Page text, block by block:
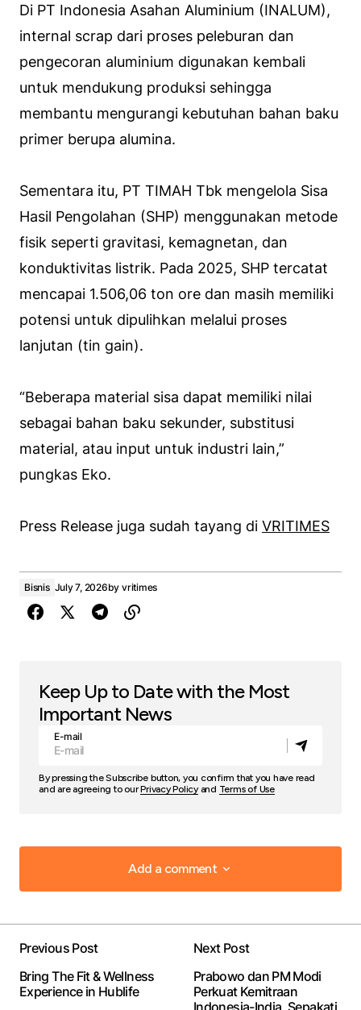
Di PT Indonesia Asahan Aluminium (INALUM),
internal scrap dari proses peleburan dan
pengecoran aluminium digunakan kembali
untuk mendukung produksi sehingga
membantu mengurangi kebutuhan bahan baku
primer berupa alumina.
Sementara itu, PT TIMAH Tbk mengelola Sisa
Hasil Pengolahan (SHP) menggunakan metode
fisik seperti gravitasi, kemagnetan, dan
konduktivitas listrik. Pada 2025, SHP tercatat
mencapai 1.506,06 ton ore dan masih memiliki
potensi untuk dipulihkan melalui proses
lanjutan (tin gain).
“Beberapa material sisa dapat memiliki nilai
sebagai bahan baku sekunder, substitusi
material, atau input untuk industri lain,”
pungkas Eko.
Press Release juga sudah tayang di VRITIMES
Bisnis July 7, 2026by vritimes
Keep Up to Date with the Most
Important News
E-mail
By pressing the Subscribe button, you confirm that you have read
and are agreeing to ourPrivacy Policyand Terms of Use
Add a comment
Add a comment
fields are marked*
Previous Post
Bring The Fit & Wellness
Experience in Hublife
Next Post
Prabowo dan PM Modi
Perkuat Kemitraan
Indonesia-India, Sepakati